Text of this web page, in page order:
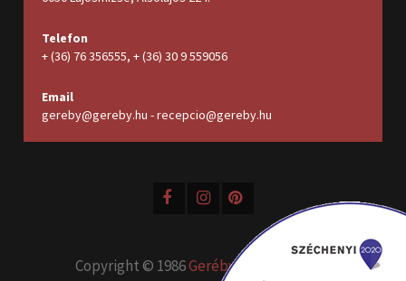
Telefon
+ (36) 76 356555, + (36) 30 9 559056
Email
gereby@gereby.hu - recepcio@gereby.hu
Copyright © 1986Geréby Kúria Hotel és